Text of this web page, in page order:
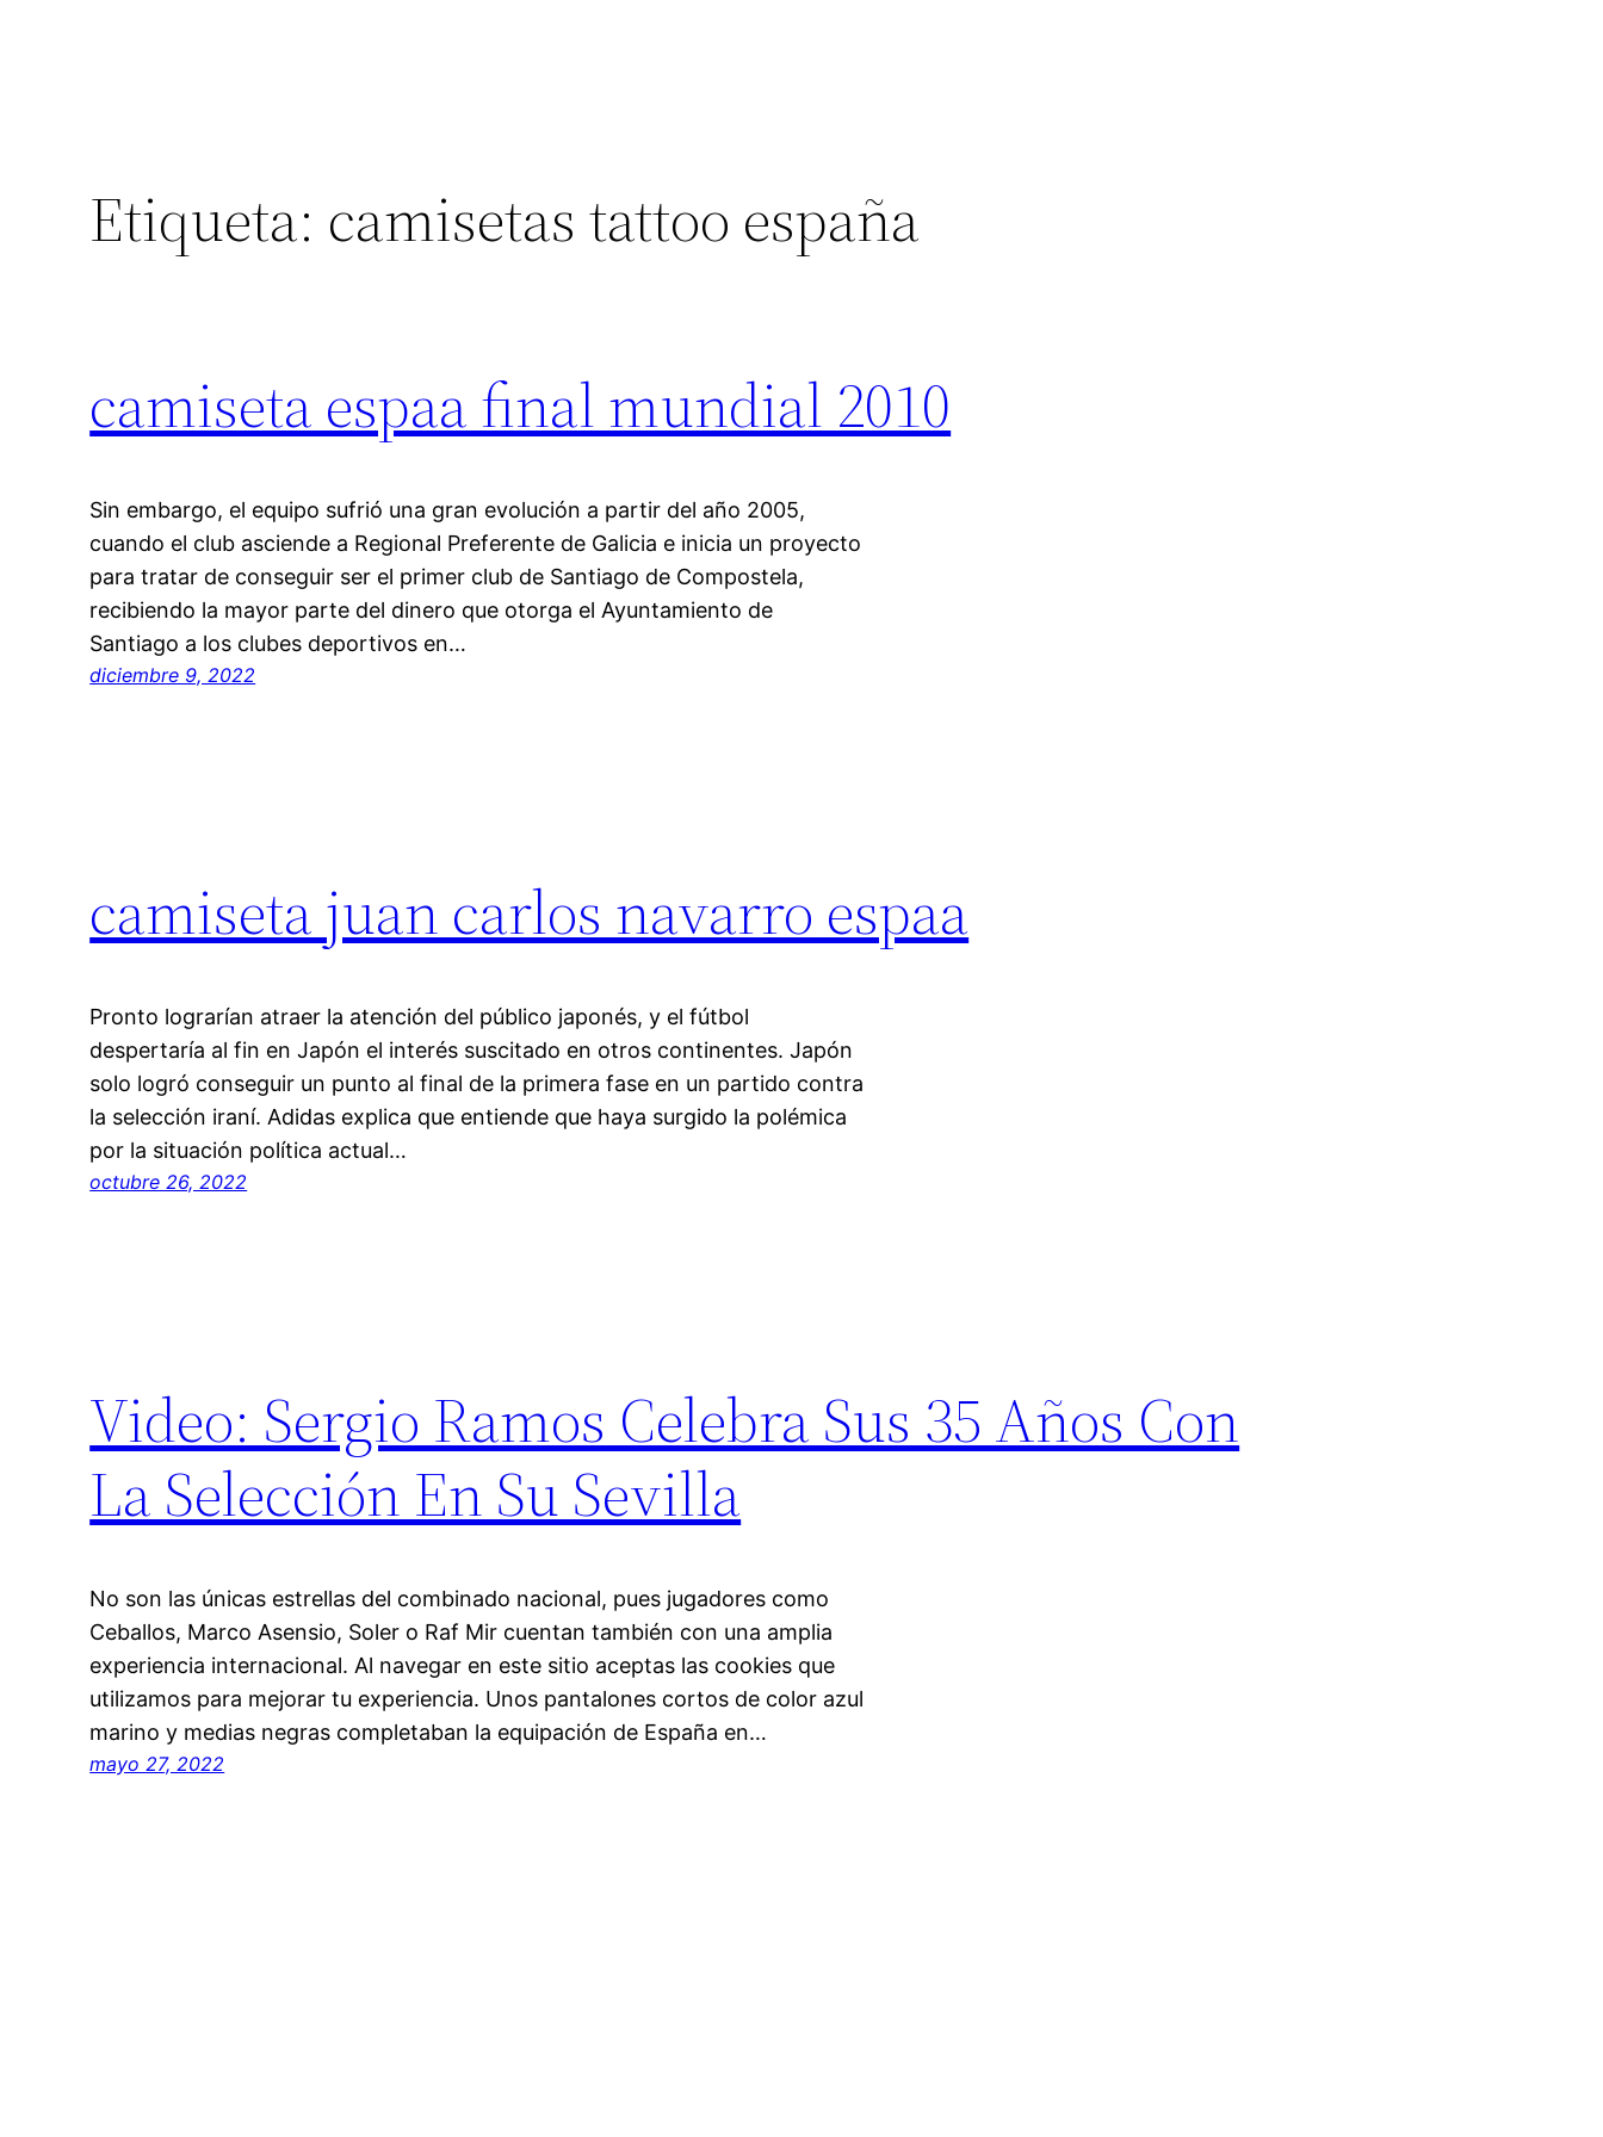
Etiqueta: camisetas tattoo españa
camiseta espaa final mundial 2010
Sin embargo, el equipo sufrió una gran evolución a partir del año 2005,
cuando el club asciende a Regional Preferente de Galicia e inicia un proyecto
para tratar de conseguir ser el primer club de Santiago de Compostela,
recibiendo la mayor parte del dinero que otorga el Ayuntamiento de
Santiago a los clubes deportivos en…
diciembre 9, 2022
camiseta juan carlos navarro espaa
Pronto lograrían atraer la atención del público japonés, y el fútbol
despertaría al fin en Japón el interés suscitado en otros continentes. Japón
solo logró conseguir un punto al final de la primera fase en un partido contra
la selección iraní. Adidas explica que entiende que haya surgido la polémica
por la situación política actual…
octubre 26, 2022
Video: Sergio Ramos Celebra Sus 35 Años Con
La Selección En Su Sevilla
No son las únicas estrellas del combinado nacional, pues jugadores como
Ceballos, Marco Asensio, Soler o Raf Mir cuentan también con una amplia
experiencia internacional. Al navegar en este sitio aceptas las cookies que
utilizamos para mejorar tu experiencia. Unos pantalones cortos de color azul
marino y medias negras completaban la equipación de España en…
mayo 27, 2022